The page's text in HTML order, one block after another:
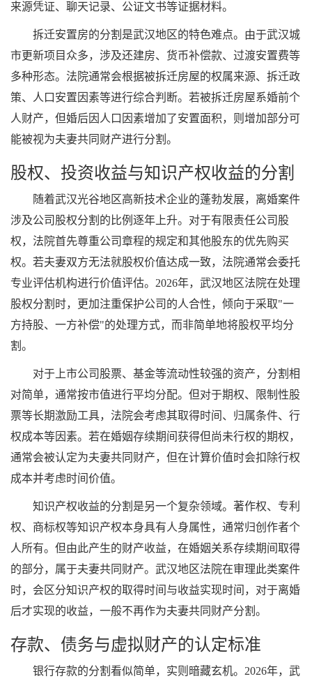
来源凭证、聊天记录、公证文书等证据材料。
拆迁安置房的分割是武汉地区的特色难点。由于武汉城
市更新项目众多，涉及还建房、货币补偿款、过渡安置费等
多种形态。法院通常会根据被拆迁房屋的权属来源、拆迁政
策、人口安置因素等进行综合判断。若被拆迁房屋系婚前个
人财产，但婚后因人口因素增加了安置面积，则增加部分可
能被视为夫妻共同财产进行分割。
股权、投资收益与知识产权收益的分割
随着武汉光谷地区高新技术企业的蓬勃发展，离婚案件
涉及公司股权分割的比例逐年上升。对于有限责任公司股
权，法院首先尊重公司章程的规定和其他股东的优先购买
权。若夫妻双方无法就股权价值达成一致，法院通常会委托
专业评估机构进行价值评估。2026年，武汉地区法院在处理
股权分割时，更加注重保护公司的人合性，倾向于采取"一
方持股、一方补偿"的处理方式，而非简单地将股权平均分
割。
对于上市公司股票、基金等流动性较强的资产，分割相
对简单，通常按市值进行平均分配。但对于期权、限制性股
票等长期激励工具，法院会考虑其取得时间、归属条件、行
权成本等因素。若在婚姻存续期间获得但尚未行权的期权，
通常会被认定为夫妻共同财产，但在计算价值时会扣除行权
成本并考虑时间价值。
知识产权收益的分割是另一个复杂领域。著作权、专利
权、商标权等知识产权本身具有人身属性，通常归创作者个
人所有。但由此产生的财产收益，在婚姻关系存续期间取得
的部分，属于夫妻共同财产。武汉地区法院在审理此类案件
时，会区分知识产权的取得时间与收益实现时间，对于离婚
后才实现的收益，一般不再作为夫妻共同财产分割。
存款、债务与虚拟财产的认定标准
银行存款的分割看似简单，实则暗藏玄机。2026年，武